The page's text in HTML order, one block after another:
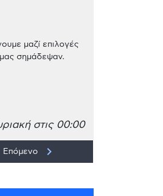
μαζί επιλογές
σημάδεψαν.
στις 00:00
Επόμενο keyboard_arrow_right